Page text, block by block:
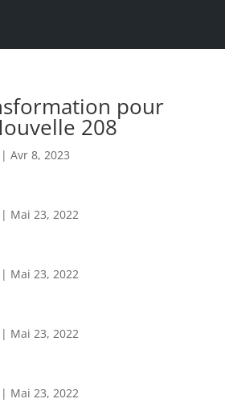
pour
208
| Avr 8, 2023
| Mai 23, 2022
| Mai 23, 2022
| Mai 23, 2022
| Mai 23, 2022